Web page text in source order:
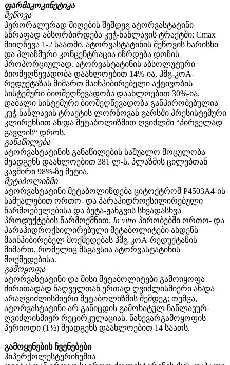
ფარმაკოკინეტიკა
შეწოვა
პერორალურად მიღების შემდეგ ატორვასტატინი
სწრაფად აბსორბირდება კუჭ-ნაწლავის ტრაქტში; Сmax
მიიღწევა 1-2 საათში. ატორვასტატინის შეწოვის ხარისხი
და პლაზმური კონცენტრაცია იზრდება დოზის
პროპორციულად. ატორვასტატინის აბსოლუტური
ბიოშეღწევადობა დაახლოებით 14%-ია, ჰმგ-კოА-
რედუქტაზას მიმართ მაინჰიბირებელი აქტივობის
სისტემური ბიოშეღწევადობა დაახლოებით 30%-ია.
დაბალი სისტემური ბიოშეღწევადობა განპირობებულია
კუჭ-ნაწლავის ტრაქტის ლორწოვან გარსში პრესისტემური
კლირენსით ან/და მეტაბოლიზმით ღვიძლში “პირველად
გავლის“ დროს.
განაწილება
ატორვასტატინის განაწილების საშუალო მოცულობა
შეადგენს დაახლოებით 381 ლ-ს. პლაზმის ცილებთან
კავშირი 98%-ზე მეტია.
მეტაბოლიზმი
ატორვასტატინი მეტაბოლიზდება ციტოქტრომ P4503A4-ის
საშუალებით ორთო- და პარაჰიდროქსილირებული
წარმოებულებისა და ბეტა-ჟანგვის სხვადასხვა
პროდუქტების წარმოქმნით. In vitro პირობებში ორთო- და
პარაჰიდროქსილირებული მეტაბოლიტები ახდენს
მაინჰიბირებელ მოქმედებას ჰმგ-კოА-რედუქტაზის
მიმართ, რომელიც მსგავსია ატორვასტატინის
მოქმედებისა.
გამოყოფა
ატორვასტატინი და მისი მეტაბოლიტები გამოიყოფა
ძირითადად ნაღველთან ერთად ღვიძლისმიერი ან/და
არაღვიძლისმიერი მეტაბოლიზმის შემდეგ; თუმცა,
ატორვასტატინი არ განიცდის გამოხატულ ნაწლავურ-
ღვიძლისმიერ რეცირკულაციას. ნახევარგამოყოფის
პერიოდი (T½) შეადგენს დაახლოებით 14 საათს.
გამოყენების ჩვენებები
ჰიპერქოლესტერინემია